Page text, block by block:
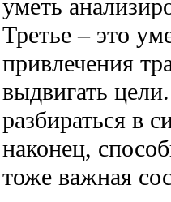
уметь
Третье – это
привлечения
выдвигать
разбираться в
наконец,
тоже важная